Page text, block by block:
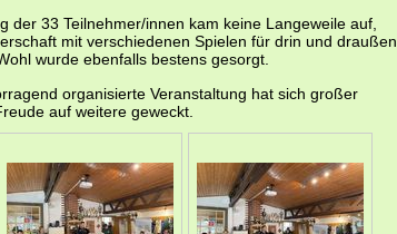
der 33 Teilnehmer/innen kam keine Langeweile auf,
mit verschiedenen Spielen für drin und draußen
wurde ebenfalls bestens gesorgt.
organisierte Veranstaltung hat sich großer
auf weitere geweckt.